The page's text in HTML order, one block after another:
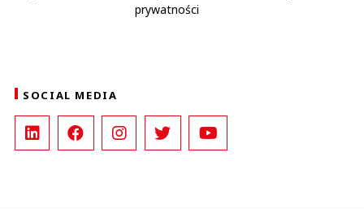
prywatności
SOCIAL MEDIA